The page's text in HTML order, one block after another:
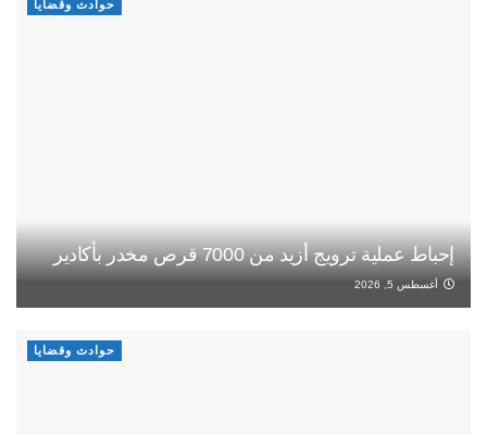
حوادث وقضايا
إحباط عملية ترويج أزيد من 7000 قرص مخدر بأكادير
أغسطس 5, 2026
حوادث وقضايا